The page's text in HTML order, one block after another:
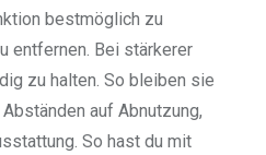
bestmöglich zu
entfernen. Bei stärkerer
zu halten. So bleiben sie
auf Abnutzung,
So hast du mit